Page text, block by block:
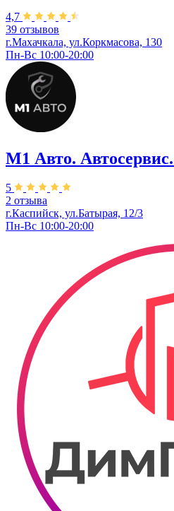
4,7
39 отзывов
г.Махачкала, ул.Коркмасова, 130
Пн-Вс 10:00-20:00
М1 Авто. ​Автосервис.
5
2 отзыва
г.Каспийск,​ ул.Батырая, 12/3
Пн-Вс 10:00-20:00